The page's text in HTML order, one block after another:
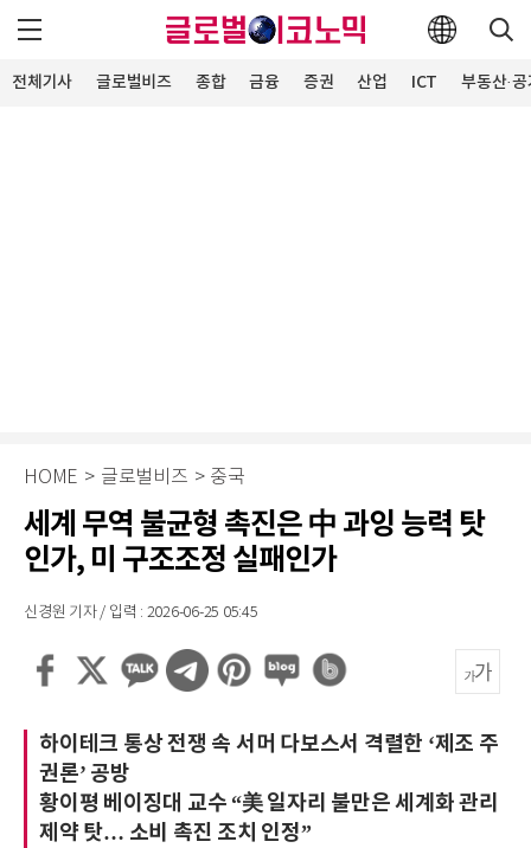
전체기사 글로벌비즈 종합 금융 증권 산업 ICT 부동산·
HOME > 글로벌비즈 > 중국
세계 무역 불균형 촉진은 中 과잉 능력 탓
인가, 미 구조조정 실패인가
신경원 기자 / 입력 : 2026-06-25 05:45
하이테크 통상 전쟁 속 서머 다보스서 격렬한 ‘제조 주
권론’ 공방
황이평 베이징대 교수 “美 일자리 불만은 세계화 관리
제약 탓… 소비 촉진 조치 인정”